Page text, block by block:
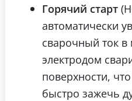
Горячий старт
автоматически
сварочный ток в
электродом
поверхности,
быстро зажечь